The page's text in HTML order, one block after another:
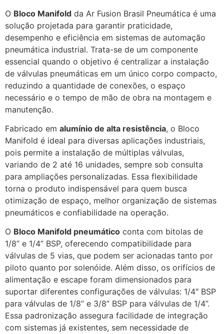
O Bloco Manifold da Ar Fusion Brasil Pneumática é uma
solução projetada para garantir praticidade,
desempenho e eficiência em sistemas de automação
pneumática industrial. Trata-se de um componente
essencial quando o objetivo é centralizar a instalação
de válvulas pneumáticas em um único corpo compacto,
reduzindo a quantidade de conexões, o espaço
necessário e o tempo de mão de obra na montagem e
manutenção.
Fabricado em alumínio de alta resistência, o Bloco
Manifold é ideal para diversas aplicações industriais,
pois permite a instalação de múltiplas válvulas,
variando de 2 até 16 unidades, sempre sob consulta
para ampliações personalizadas. Essa flexibilidade
torna o produto indispensável para quem busca
otimização de espaço, melhor organização de sistemas
pneumáticos e confiabilidade na operação.
O Bloco Manifold pneumático conta com bitolas de
1/8” e 1/4” BSP, oferecendo compatibilidade para
válvulas de 5 vias, que podem ser acionadas tanto por
piloto quanto por solenóide. Além disso, os orifícios de
alimentação e escape foram dimensionados para
suportar diferentes configurações de válvulas: 1/4″ BSP
para válvulas de 1/8” e 3/8” BSP para válvulas de 1/4”.
Essa padronização assegura facilidade de integração
com sistemas já existentes, sem necessidade de